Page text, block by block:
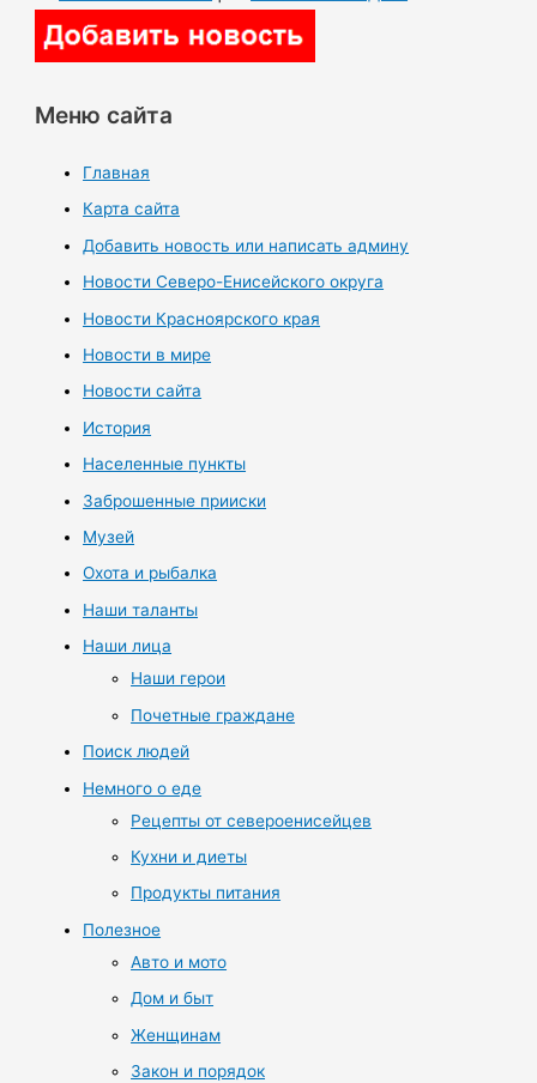
Меню сайта
Главная
Карта сайта
Добавить новость или написать админу
Новости Северо-Енисейского округа
Новости Красноярского края
Новости в мире
Новости сайта
История
Населенные пункты
Заброшенные прииски
Музей
Охота и рыбалка
Наши таланты
Наши лица
Наши герои
Почетные граждане
Поиск людей
Немного о еде
Рецепты от североенисейцев
Кухни и диеты
Продукты питания
Полезное
Авто и мото
Дом и быт
Женщинам
Закон и порядок